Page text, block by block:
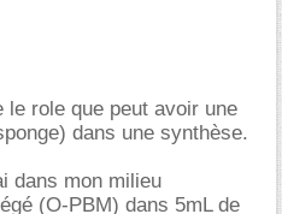
role que peut avoir une
dans une synthèse.
dans mon milieu
(O-PBM) dans 5mL de